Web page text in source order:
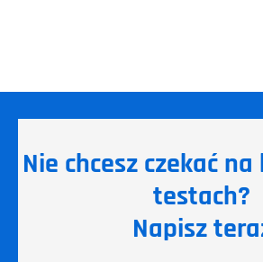
Nie chcesz czekać
testach?
Napisz